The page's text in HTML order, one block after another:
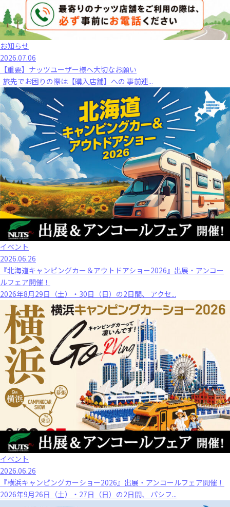
お知らせ
2026.07.06
【重要】ナッツユーザー様へ大切なお願い
旅先でお困りの際は【購入店舗】への 事前連...
イベント
2026.06.26
『北海道キャンピングカー＆アウトドアショー2026』出展・アンコー
ルフェア開催！
2026年8月29日（土）・30日（日）の2日間、 アクセ...
イベント
2026.06.26
『横浜キャンピングカーショー2026』出展・アンコールフェア開催！
2026年9月26日（土）・27日（日）の2日間、 パシフ...